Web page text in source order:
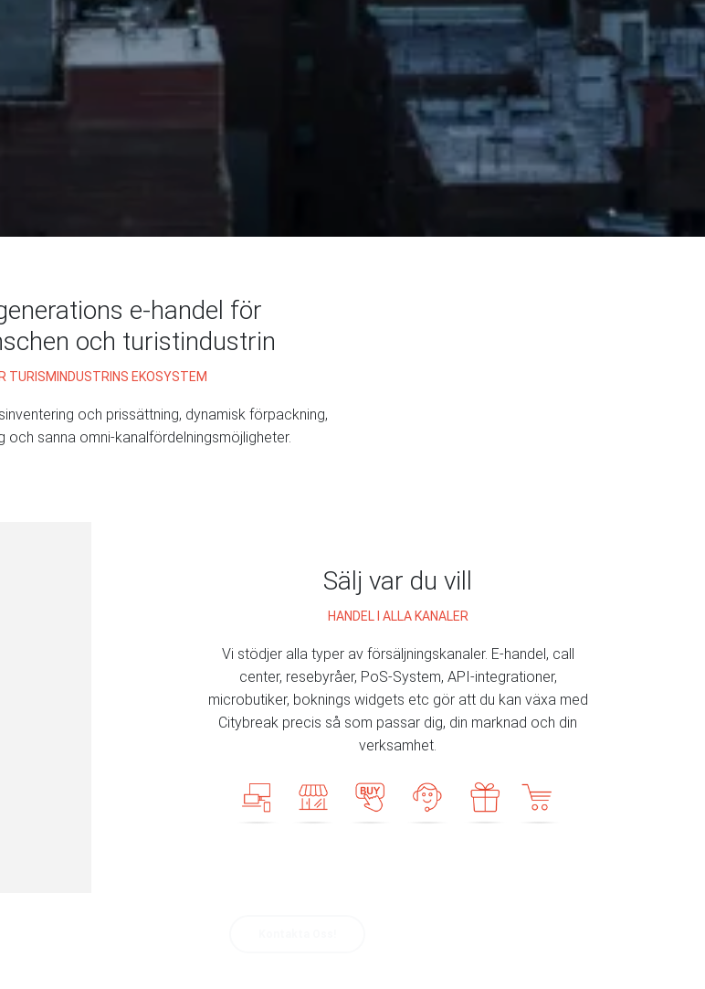
e-handel för
och turistindustrin
TURISMINDUSTRINS EKOSYSTEM
och prissättning, dynamisk förpackning,
och sanna omni-kanalfördelningsmöjligheter.
Sälj var du vill
HANDEL I ALLA KANALER
Vi stödjer alla typer av försäljningskanaler. E-handel, call
center, resebyråer, PoS-System, API-integrationer,
microbutiker, boknings widgets etc gör att du kan växa med
Citybreak precis så som passar dig, din marknad och din
verksamhet.